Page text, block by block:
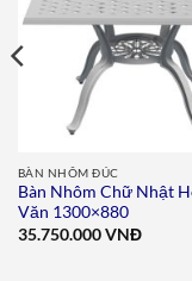
BÀN NHÔM ĐÚC
Bàn Nhôm Chữ Nhật
Văn 1300×880
35.750.000VNĐ